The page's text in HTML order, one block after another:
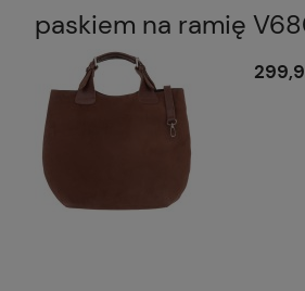
paskiem na ramię